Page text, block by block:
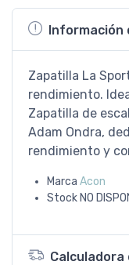
Información
Zapatilla La
rendimiento.
Zapatilla de
Adam Ondra,
rendimiento y
Marca Acon
Stock NO
Calculadora